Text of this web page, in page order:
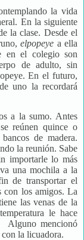
la vida
En la siguiente
la clase. Desde el
elpopeye a ella
el colegio son
de adulto, sin
En el futuro,
uno la recordará
a la sumo. Antes
reúnen quince o
de madera.
la reunión. Sabe
importarle lo más
una mochila a la
de transportar el
con los amigos. La
las venas de la
le hace
Alguno mencionó
la licuadora.